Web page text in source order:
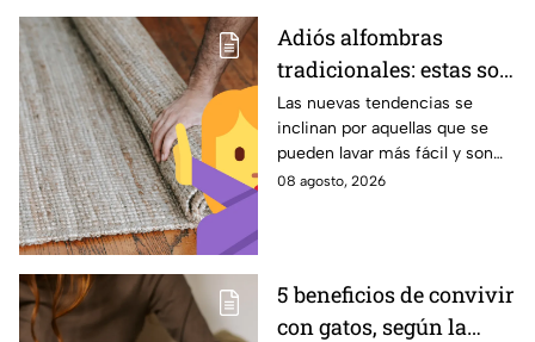
Adiós alfombras
tradicionales: estas son
las alternativas
modernas para colocar
en tu piso
Las nuevas tendencias se
inclinan por aquellas que se
pueden lavar más fácil y son
menos pesadas.
08 agosto, 2026
5 beneficios de convivir
con gatos, según la